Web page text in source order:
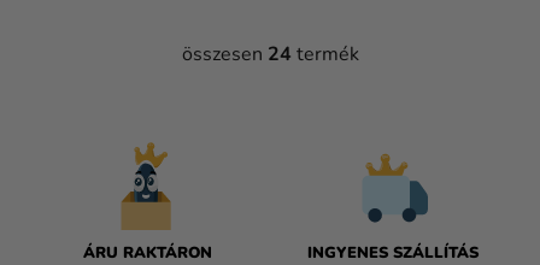
L
összesen 24 termék
ÁRU RAKTÁRON
INGYENES SZÁLLÍTÁS